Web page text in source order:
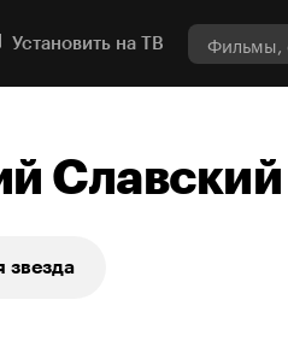
Установить на ТВ
Славский